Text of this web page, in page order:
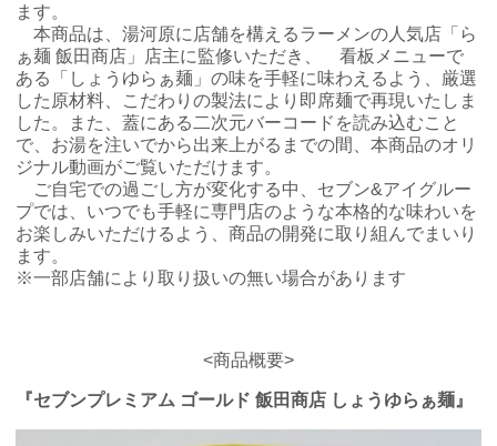
ギフト
プリペイドカード・金券
ニンテンドー・ダウンロードカード
コピー
プリント
スキャン
ファクス
チケット
スポーツ振興くじ
宅配便
切手・はがき・印紙
セブン銀行ATM
ご利用可能なお支払い方法
各種料金のお支払い
レジでApple Accountにチャージ
チケットサービス
セブンチケット
チケットぴあ
イープラス
CNプレイガイド
セブン‐イレブンでお受取り
タワーレコード
セブンネットショッピング
停電時のサービス停止のお知らせ
企業理念
会社概要
貸借対照表・損益計算書
沿革
国内店舗数
セブン‐イレブンの海外事業
セブン＆アイ・ホールディングスの重点課題
サステナビリティ活動基本方針
サステナビリティ推進体制
GREEN CHALLENGE 2050
4VISIONS
加盟店オーナー募集 物件募集・購入
アルバイト情報 採用情報
店舗検索
ネットショッピング
お問い合わせ
Language
简体中文(服务)
ます。
本商品は、湯河原に店舗を構えるラーメンの人気店「ら
ぁ麺 飯田商店」店主に監修いただき、 看板メニューで
ある「しょうゆらぁ麺」の味を手軽に味わえるよう、厳選
した原材料、こだわりの製法により即席麺で再現いたしま
した。また、蓋にある二次元バーコードを読み込むこと
で、お湯を注いでから出来上がるまでの間、本商品のオリ
ジナル動画がご覧いただけます。
ご自宅での過ごし方が変化する中、セブン&アイグルー
プでは、いつでも手軽に専門店のような本格的な味わいを
お楽しみいただけるよう、商品の開発に取り組んでまいり
ます。
※一部店舗により取り扱いの無い場合があります
<商品概要>
『セブンプレミアム ゴールド 飯田商店 しょうゆらぁ麺』